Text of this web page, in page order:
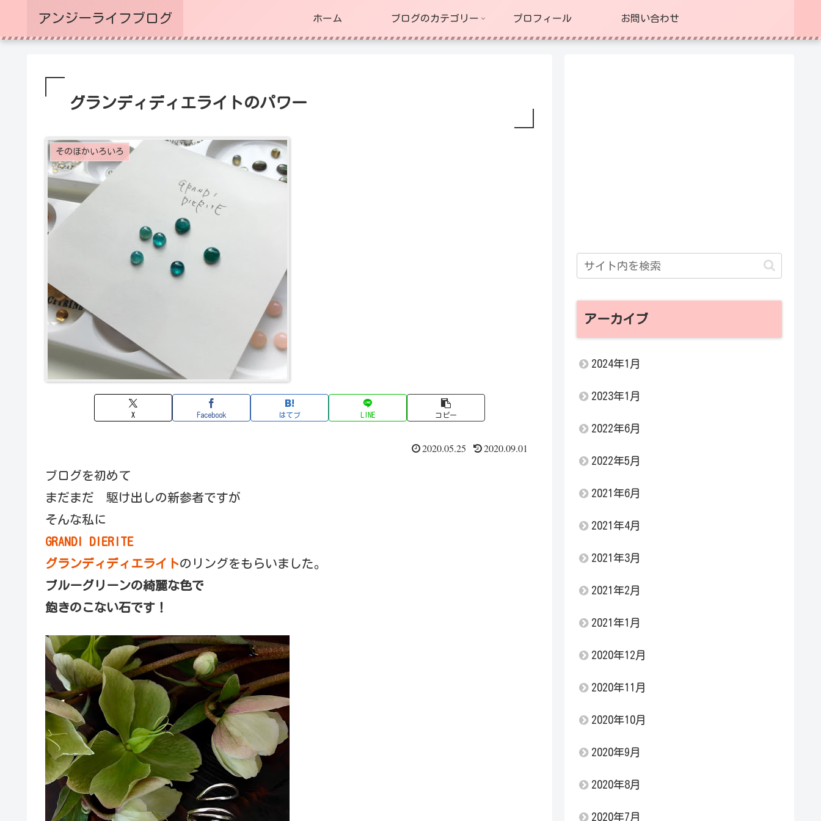
アンジーライフブログ ホーム ブログのカテゴリー プロフィール お問い合わせ
グランディディエライトのパワー
そのほかいろいろ
X Facebook はてブ LINE コピー
2020.05.25 2020.09.01
ブログを初めて
まだまだ 駆け出しの新参者ですが
そんな私に
GRANDI DIERITE
グランディディエライトのリングをもらいました。
ブルーグリーンの綺麗な色で
飽きのこない石です！
アーカイブ
2024年1月
2023年1月
2022年6月
2022年5月
2021年6月
2021年4月
2021年3月
2021年2月
2021年1月
2020年12月
2020年11月
2020年10月
2020年9月
2020年8月
2020年7月